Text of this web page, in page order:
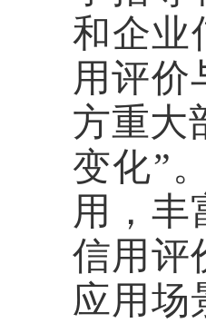
和企业
用评价
方重大
变化”
用，丰
信用评
应用场